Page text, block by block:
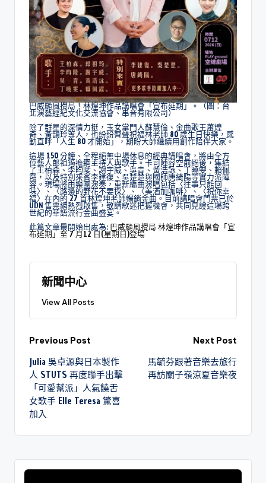
巴威颱風攪局！林煌坤作品講唱會「宣布延期」。（圖：台
北演藝經紀文化交流協會、串音有限公司）
除了群星的深情力挺，玉女掌門人蘇慧倫、金曲歌王蕭煌
奇、黃韻玲等人，也紛紛齊聲祝福林老師 80 歲生日快樂，感
動直呼「人生 80 才開始」，期盼大師繼續用創作陪伴大家。
這場 150 分鐘、全程絕無中場休息的經典講唱會，將由全方
位藝人郎祖筠擔綱主持人與歌手。卡司陣容空前絕後，集結
了王柏森、李昀陵、謝宇威、吳青、黃浩詠、丁曉雯、賴佩
霞，以及特別來賓李建復、吳楚楚與國師唐綺陽等實力派陣
容。現場將由樂團演奏，重新編曲演唱包括〈往事只能回
味〉、〈路邊的野花不要採〉、〈美酒加咖啡〉、〈祝你幸
福〉在內的 27 首林煌坤老師暢銷金曲。目前講唱會門票已於
UDN 售票網熱烈啟售，敬請歌迷把握機會，共同見證這場跨
世紀的華語流行金曲盛宴。
此篇文章最開始出處為: 巴威颱風攪局 林煌坤作品講唱會「宣
布延期」至 7 月12 日(星期日)登場
新聞中心
View All Posts
Previous Post
Julia 吳卓源與日本製作
人 STUTS 再度聯手出擊
「可愛幫派」人氣饒舌
女歌手 Elle Teresa 驚喜
加入
Next Post
馬毓芬跟著音樂去旅行
再訪關子嶺涼夏音樂夜